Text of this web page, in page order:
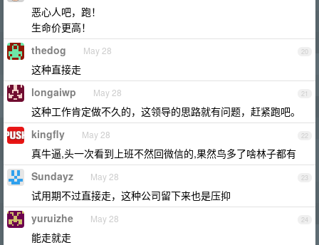
恶心人吧，跑！
生命价更高！
20
thedog May 28
这种直接走
21
longaiwp May 28
这种工作肯定做不久的，这领导的思路就有问题，赶紧跑吧。
22
kingfly May 28
真牛逼,头一次看到上班不然回微信的,果然鸟多了啥林子都有
23
Sundayz May 28
试用期不过直接走，这种公司留下来也是压抑
24
yuruizhe May 28
能走就走